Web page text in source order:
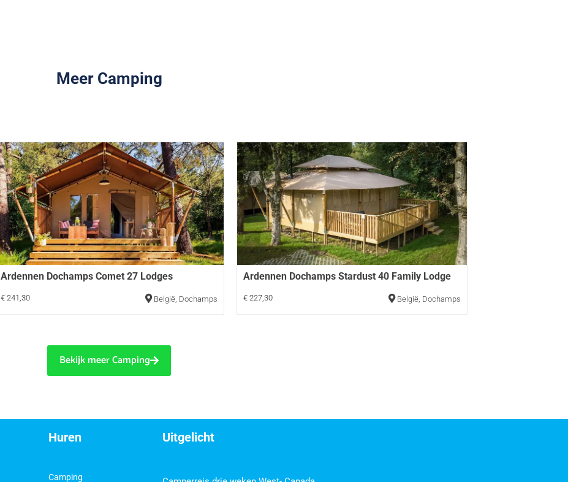
Meer Camping
Ardennen Dochamps Comet 27 Lodges
€ 241,30 België, Dochamps
Ardennen Dochamps Stardust 40 Family Lodge
€ 227,30 België, Dochamps
Bekijk meer Camping
Huren
Camping
Uitgelicht